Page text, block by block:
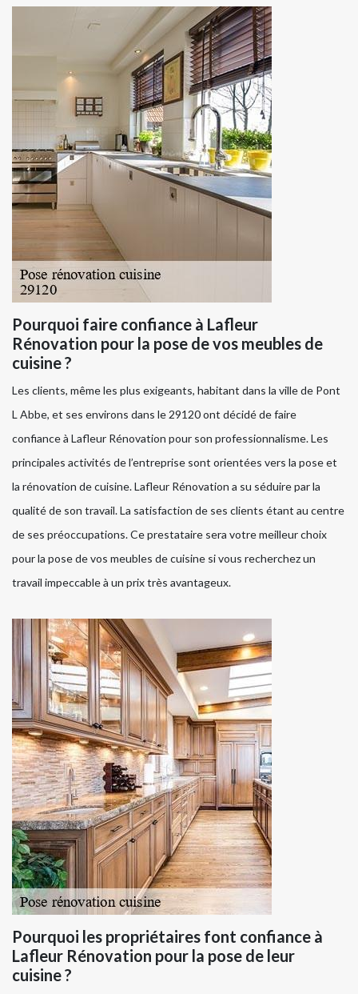
Pourquoi faire confiance à Lafleur
Rénovation pour la pose de vos meubles de
cuisine ?
Les clients, même les plus exigeants, habitant dans la ville de Pont
L Abbe, et ses environs dans le 29120 ont décidé de faire
confiance à Lafleur Rénovation pour son professionnalisme. Les
principales activités de l’entreprise sont orientées vers la pose et
la rénovation de cuisine. Lafleur Rénovation a su séduire par la
qualité de son travail. La satisfaction de ses clients étant au centre
de ses préoccupations. Ce prestataire sera votre meilleur choix
pour la pose de vos meubles de cuisine si vous recherchez un
travail impeccable à un prix très avantageux.
Pourquoi les propriétaires font confiance à
Lafleur Rénovation pour la pose de leur
cuisine ?